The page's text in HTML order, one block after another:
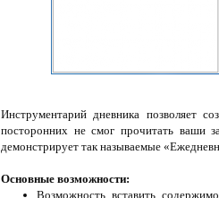
Инструментарий дневника позволяет
посторонних не смог прочитать ваши
демонстрирует так называемые
Основные возможности:
Возможность вставить